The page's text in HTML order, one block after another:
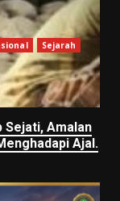
Sejarah
Sejati, Amalan
Ajal.